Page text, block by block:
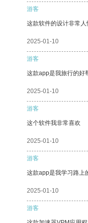
游客
这款软件的设计非常人
2025-01-10
游客
这款app是我旅行的好
2025-01-10
游客
这个软件我非常喜欢
2025-01-10
游客
这款app是我学习路上
2025-01-10
游客